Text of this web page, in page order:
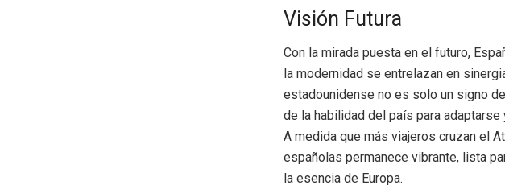
Visión Futura
Con la mirada puesta en el futuro,
la modernidad se entrelazan en
estadounidense no es solo un signo
de la habilidad del país para
A medida que más viajeros cruzan el
españolas permanece vibrante, lista
la esencia de Europa.